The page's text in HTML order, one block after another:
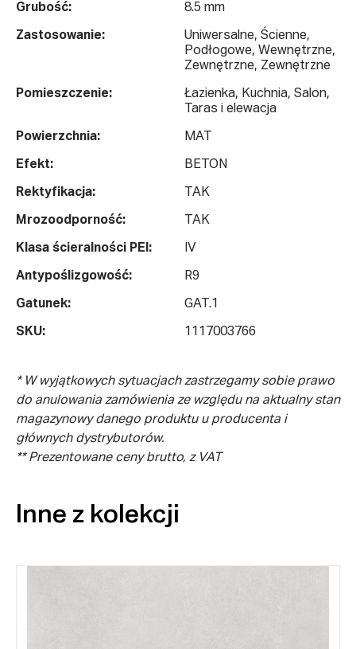
Grubość: 8.5 mm
Zastosowanie:
Uniwersalne, Ścienne,
Podłogowe, Wewnętrzne,
Zewnętrzne, Zewnętrzne
Pomieszczenie:
Łazienka, Kuchnia, Salon,
Taras i elewacja
Powierzchnia: MAT
Efekt: BETON
Rektyfikacja: TAK
Mrozoodporność: TAK
Klasa ścieralności PEI: IV
Antypoślizgowość: R9
Gatunek: GAT.1
SKU: 1117003766
* W wyjątkowych sytuacjach zastrzegamy sobie prawo
do anulowania zamówienia ze względu na aktualny stan
magazynowy danego produktu u producenta i
głównych dystrybutorów.
** Prezentowane ceny brutto, z VAT
Inne z kolekcji